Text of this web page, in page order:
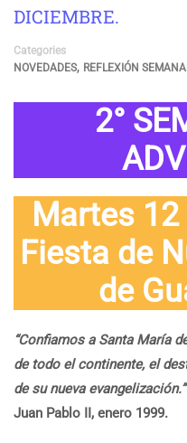
DICIEMBRE.
Categories
NOVEDADES, REFLEXIÓN
2°
Martes
Fiesta de
de
“Confiamos a Santa María
de todo el continente, el
de su nueva evangelización.”
Juan Pablo II, enero 1999.